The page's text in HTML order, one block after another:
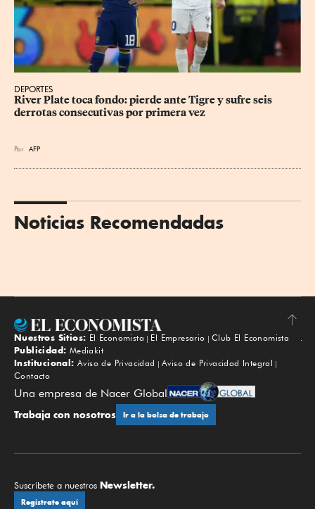
DEPORTES
River Plate toca fondo: pierde ante Tigre y sufre seis
derrotas consecutivas por primera vez
Por AFP
Noticias Recomendadas
Subir
Nuestros Sitios: El Economista El Empresario
Club El Economista
Publicidad: Mediakit
Institucional: Aviso de Privacidad
Aviso de Privacidad Integral
Contacto
Una empresa de Nacer Global
Trabaja con nosotros Ir a la bolsa de trabajo
Suscríbete a nuestros Newsletter.
Regístrate aquí